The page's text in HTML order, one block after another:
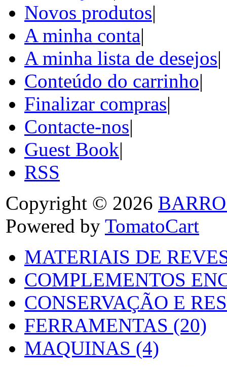
Novos produtos|
A minha conta|
A minha lista de desejos|
Conteúdo do carrinho|
Finalizar compras|
Contacte-nos|
Guest Book|
RSS
Copyright © 2026
Powered by TomatoCart
MATERIAIS DE
COMPLEMENTOS
CONSERVAÇÃO E
FERRAMENTAS (20)
MAQUINAS (4)